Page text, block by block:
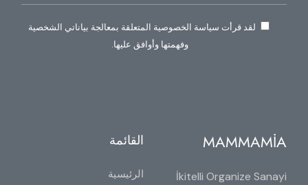
لقد قرأت سياسة الخصوصية المتعلقة بمعالجة بياناتي الشخصية
وفهمتها وأوافق عليها.
MAMMAMİA
İkitelli Organize Sanayi
القائمة
الرئيسية